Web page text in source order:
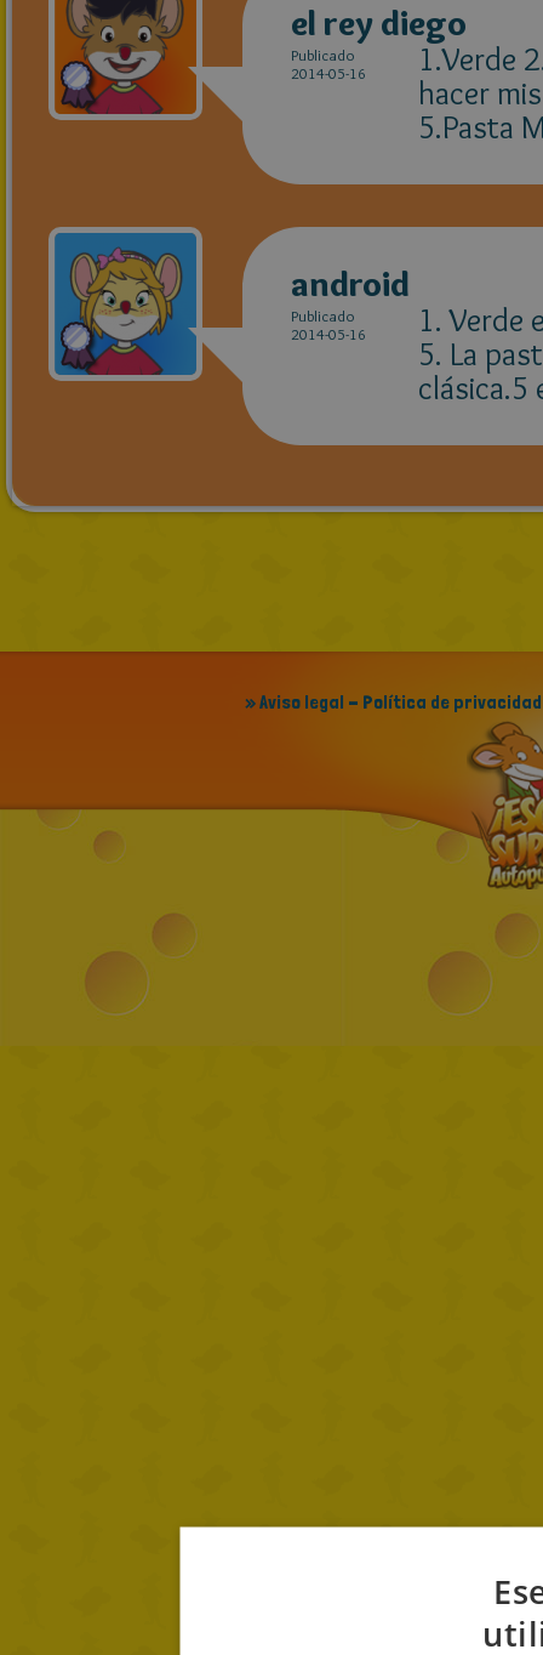
el rey diego
Publicado
2014-05-16
1.Verde
hacer
5.Pasta
android
Publicado
2014-05-16
1. Verde
5. La
clásica.5
» Aviso legal - Política de privacidad